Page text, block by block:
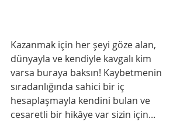
Kazanmak için her şeyi göze alan,
dünyayla ve kendiyle kavgalı kim
varsa buraya baksın! Kaybetmenin
sıradanlığında sahici bir iç
hesaplaşmayla kendini bulan ve
cesaretli bir hikâye var sizin için...